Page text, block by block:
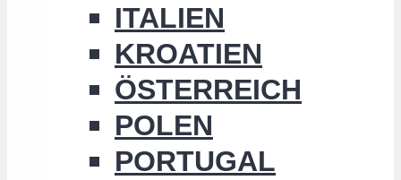
ITALIEN
KROATIEN
ÖSTERREICH
POLEN
PORTUGAL